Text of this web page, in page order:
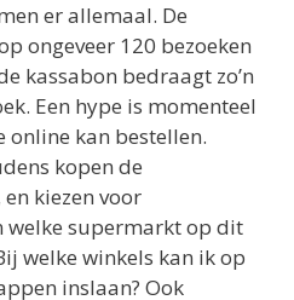
er allemaal. De
ongeveer 120 bezoeken
kassabon bedraagt zo’n
Een hype is momenteel
kan bestellen.
kopen de
kiezen voor
welke supermarkt op dit
welke winkels kan ik op
inslaan? Ook